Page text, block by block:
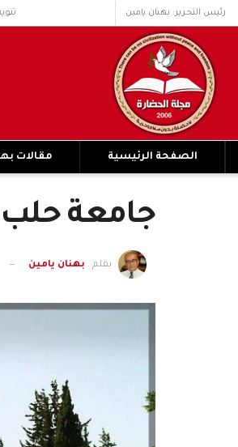
رئيس التحرير: بهنان يامين
الصفحة الرئيسية مقالات
جامعة حلب
بقلم . بهنان يامين